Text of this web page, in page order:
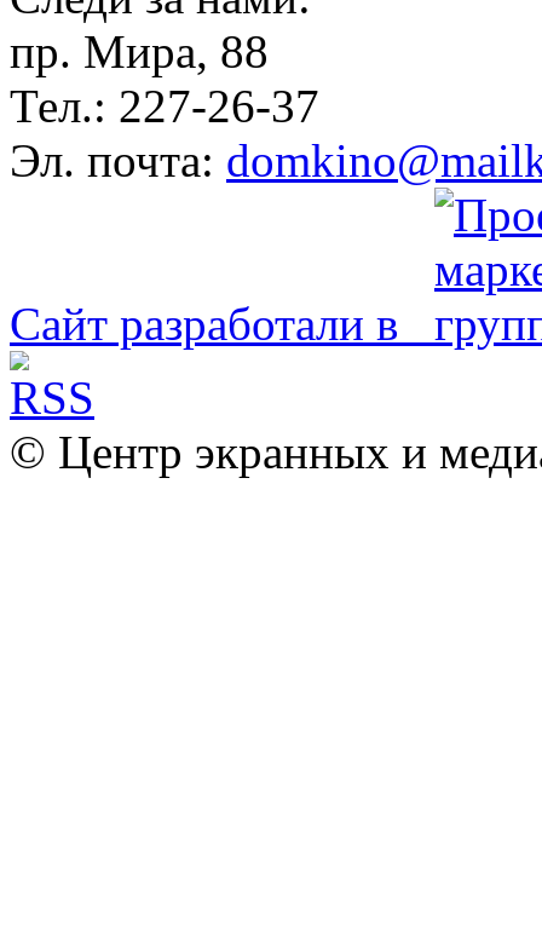
пр. Мира, 88
Тел.: 227-26-37
Эл. почта:
Сайт разработали в
© Центр экранных и